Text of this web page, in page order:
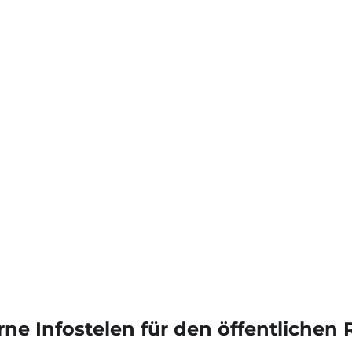
Infostelen für den öffentlichen